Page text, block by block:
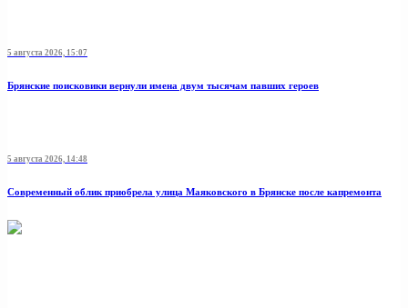
5 августа 2026, 15:07
Брянские поисковики вернули имена двум тысячам павших героев
5 августа 2026, 14:48
Современный облик приобрела улица Маяковского в Брянске после капремонта